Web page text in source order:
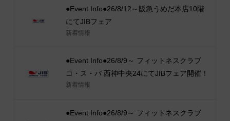
●Event Info●26/8/12～阪急うめだ本店10階
にてJIBフェア
新着情報
●Event Info●26/8/9～ フィットネスクラブ
コ・ス・パ 西神中央24にてJIBフェア開催！
新着情報
●Event Info●26/8/9～ フィットネスクラブ